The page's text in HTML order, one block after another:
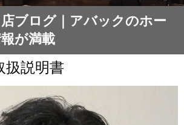
ブログ｜アバックのホー
が満載
扱説明書